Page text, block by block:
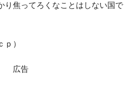
り焦ってろくなことはしない国で
ｐ）
広告